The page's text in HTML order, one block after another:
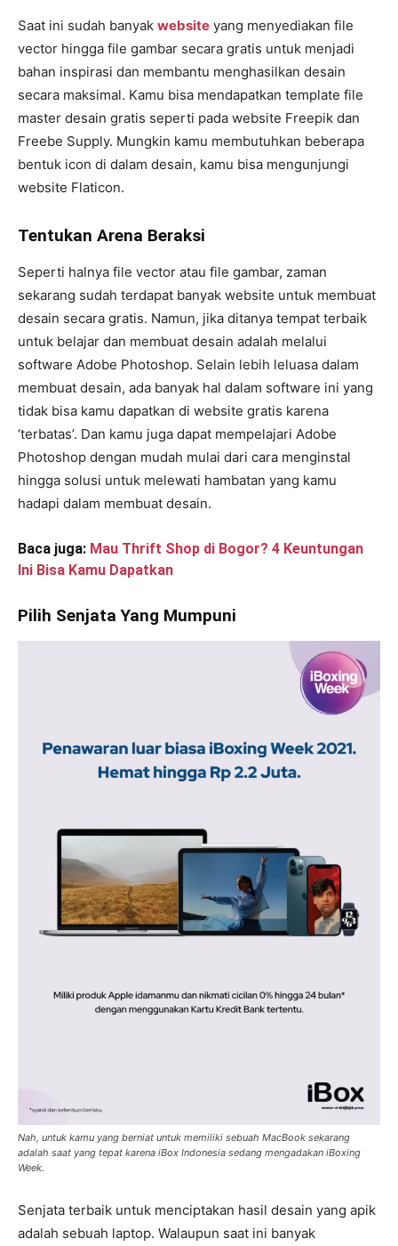
Saat ini sudah banyak website yang menyediakan file
vector hingga file gambar secara gratis untuk menjadi
bahan inspirasi dan membantu menghasilkan desain
secara maksimal. Kamu bisa mendapatkan template file
master desain gratis seperti pada website Freepik dan
Freebe Supply. Mungkin kamu membutuhkan beberapa
bentuk icon di dalam desain, kamu bisa mengunjungi
website Flaticon.
Tentukan Arena Beraksi
Seperti halnya file vector atau file gambar, zaman
sekarang sudah terdapat banyak website untuk membuat
desain secara gratis. Namun, jika ditanya tempat terbaik
untuk belajar dan membuat desain adalah melalui
software Adobe Photoshop. Selain lebih leluasa dalam
membuat desain, ada banyak hal dalam software ini yang
tidak bisa kamu dapatkan di website gratis karena
‘terbatas’. Dan kamu juga dapat mempelajari Adobe
Photoshop dengan mudah mulai dari cara menginstal
hingga solusi untuk melewati hambatan yang kamu
hadapi dalam membuat desain.
Baca juga: Mau Thrift Shop di Bogor? 4 Keuntungan
Ini Bisa Kamu Dapatkan
Pilih Senjata Yang Mumpuni
Nah, untuk kamu yang berniat untuk memiliki sebuah MacBook sekarang
adalah saat yang tepat karena iBox Indonesia sedang mengadakan iBoxing
Week.
Senjata terbaik untuk menciptakan hasil desain yang apik
adalah sebuah laptop. Walaupun saat ini banyak